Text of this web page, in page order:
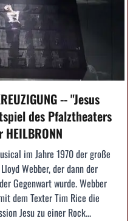
-- "Jesus
des Pfalztheaters
im Jahre 1970 der große
Webber, der dann der
Gegenwart wurde. Webber
dem Texter Tim Rice die
Jesu zu einer Rock...